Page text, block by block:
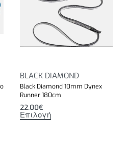
BLACK DIAMOND
Black Diamond 10mm Dynex
Runner 180cm
22.00€
Επιλογή